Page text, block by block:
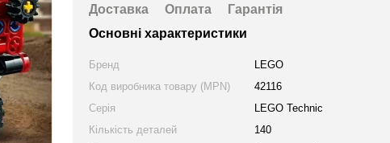
Доставка Оплата
Гарантія
Основні характеристики
Бренд
LEGO
Код виробника товару (MPN)
42116
Серія
LEGO Technic
Кількість деталей
140